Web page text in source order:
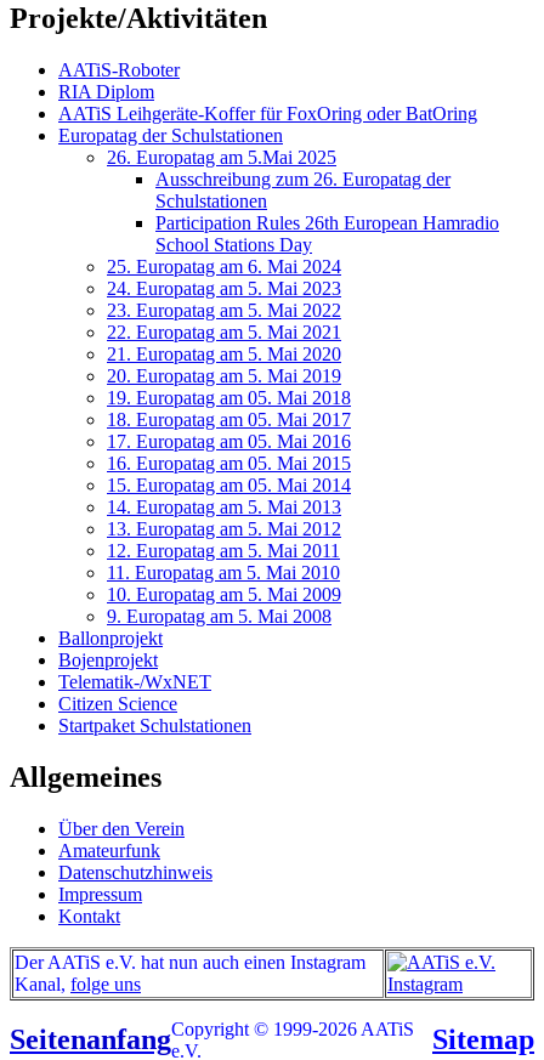
Projekte/Aktivitäten
AATiS-Roboter
RIA Diplom
AATiS Leihgeräte-Koffer für FoxOring oder BatOring
Europatag der Schulstationen
26. Europatag am 5.Mai 2025
Ausschreibung zum 26. Europatag der
Schulstationen
Participation Rules 26th European Hamradio
School Stations Day
25. Europatag am 6. Mai 2024
24. Europatag am 5. Mai 2023
23. Europatag am 5. Mai 2022
22. Europatag am 5. Mai 2021
21. Europatag am 5. Mai 2020
20. Europatag am 5. Mai 2019
19. Europatag am 05. Mai 2018
18. Europatag am 05. Mai 2017
17. Europatag am 05. Mai 2016
16. Europatag am 05. Mai 2015
15. Europatag am 05. Mai 2014
14. Europatag am 5. Mai 2013
13. Europatag am 5. Mai 2012
12. Europatag am 5. Mai 2011
11. Europatag am 5. Mai 2010
10. Europatag am 5. Mai 2009
9. Europatag am 5. Mai 2008
Ballonprojekt
Bojenprojekt
Telematik-/WxNET
Citizen Science
Startpaket Schulstationen
Allgemeines
Über den Verein
Amateurfunk
Datenschutzhinweis
Impressum
Kontakt
Der AATiS e.V. hat nun auch einen Instagram
Kanal, folge uns
SeitenanfangCopyright © 1999-2026 AATiS
e.V.
Sitemap